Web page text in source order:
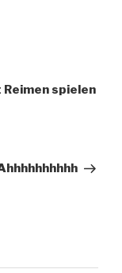
spielen